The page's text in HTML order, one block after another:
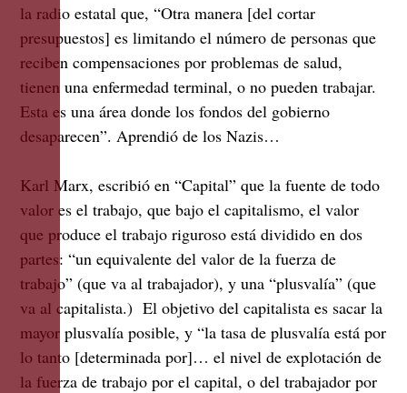
la radio estatal que, “Otra manera [del cortar
presupuestos] es limitando el número de personas que
reciben compensaciones por problemas de salud,
tienen una enfermedad terminal, o no pueden trabajar.
Esta es una área donde los fondos del gobierno
desaparecen”. Aprendió de los Nazis…
Karl Marx, escribió en “Capital” que la fuente de todo
valor es el trabajo, que bajo el capitalismo, el valor
que produce el trabajo riguroso está dividido en dos
partes: “un equivalente del valor de la fuerza de
trabajo” (que va al trabajador), y una “plusvalía” (que
va al capitalista.) El objetivo del capitalista es sacar la
mayor plusvalía posible, y “la tasa de plusvalía está por
lo tanto [determinada por]… el nivel de explotación de
la fuerza de trabajo por el capital, o del trabajador por